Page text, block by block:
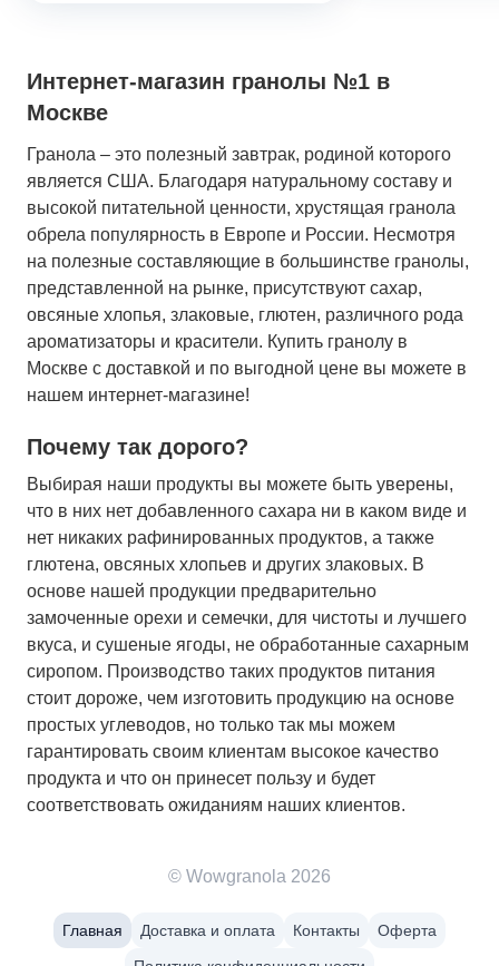
Интернет-магазин гранолы №1 в
Москве
Гранола – это полезный завтрак, родиной которого
является США. Благодаря натуральному составу и
высокой питательной ценности, хрустящая гранола
обрела популярность в Европе и России. Несмотря
на полезные составляющие в большинстве гранолы,
представленной на рынке, присутствуют сахар,
овсяные хлопья, злаковые, глютен, различного рода
ароматизаторы и красители. Купить гранолу в
Москве с доставкой и по выгодной цене вы можете в
нашем интернет-магазине!
Почему так дорого?
Выбирая наши продукты вы можете быть уверены,
что в них нет добавленного сахара ни в каком виде и
нет никаких рафинированных продуктов, а также
глютена, овсяных хлопьев и других злаковых. В
основе нашей продукции предварительно
замоченные орехи и семечки, для чистоты и лучшего
вкуса, и сушеные ягоды, не обработанные сахарным
сиропом. Производство таких продуктов питания
стоит дороже, чем изготовить продукцию на основе
простых углеводов, но только так мы можем
гарантировать своим клиентам высокое качество
продукта и что он принесет пользу и будет
соответствовать ожиданиям наших клиентов.
© Wowgranola 2026
Главная Доставка и оплата Контакты
Оферта